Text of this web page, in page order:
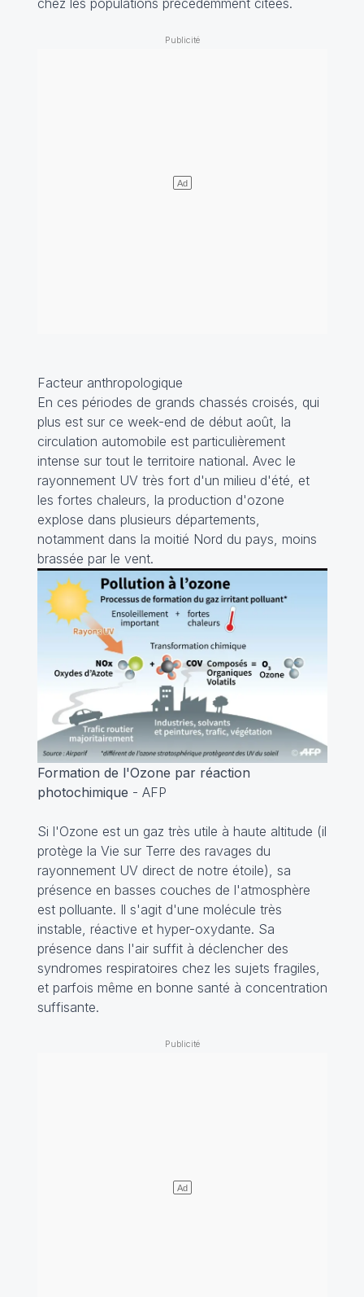
Facteur anthropologique
En ces périodes de grands chassés croisés, qui
plus est sur ce week-end de début août, la
circulation automobile est particulièrement
intense sur tout le territoire national. Avec le
rayonnement UV très fort d'un milieu d'été, et
les fortes chaleurs, la production d'ozone
explose dans plusieurs départements,
notamment dans la moitié Nord du pays, moins
brassée par le vent.
Formation de l'Ozone par réaction
photochimique - AFP
Si l'Ozone est un gaz très utile à haute altitude (il
protège la Vie sur Terre des ravages du
rayonnement UV direct de notre étoile), sa
présence en basses couches de l'atmosphère
est polluante. Il s'agit d'une molécule très
instable, réactive et hyper-oxydante. Sa
présence dans l'air suffit à déclencher des
syndromes respiratoires chez les sujets fragiles,
et parfois même en bonne santé à concentration
suffisante.